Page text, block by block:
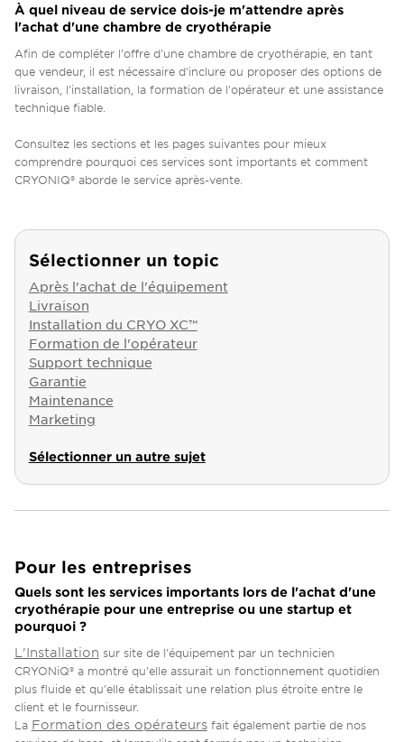
À quel niveau de service dois-je m'attendre après
l'achat d'une chambre de cryothérapie
Afin de compléter l'offre d'une chambre de cryothérapie, en tant
que vendeur, il est nécessaire d'inclure ou proposer des options de
livraison, l'installation, la formation de l'opérateur et une assistance
technique fiable.
Consultez les sections et les pages suivantes pour mieux
comprendre pourquoi ces services sont importants et comment
CRYONIQ® aborde le service après-vente.
Sélectionner un topic
Après l'achat de l'équipement
Livraison
Installation du CRYO XC™
Formation de l'opérateur
Support technique
Garantie
Maintenance
Marketing
Sélectionner un autre sujet
Pour les entreprises
Quels sont les services importants lors de l'achat d'une
cryothérapie pour une entreprise ou une startup et
pourquoi ?
L'Installation sur site de l'équipement par un technicien
CRYONiQ® a montré qu'elle assurait un fonctionnement quotidien
plus fluide et qu'elle établissait une relation plus étroite entre le
client et le fournisseur.
La Formation des opérateursfait également partie de nos